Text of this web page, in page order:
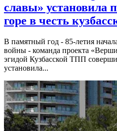
славы» установила
горе в честь
В памятный год - 85-летия
войны - команда проекта
эгидой Кузбасской ТПП
установила...